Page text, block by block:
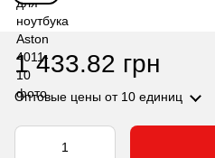
1 433.82 грн
Оптовые цены от 10 единиц